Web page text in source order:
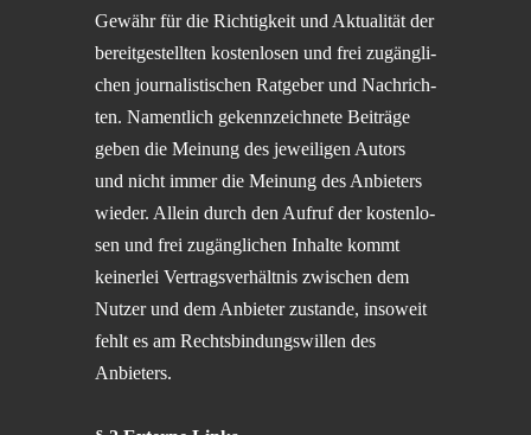
Gewähr für die Richtig­keit und Aktua­li­tät der
bereit­ge­stell­ten kosten­lo­sen und frei zugäng­li­
chen journa­lis­ti­schen Ratge­ber und Nachrich­
ten. Nament­lich gekenn­zeich­nete Beiträge
geben die Meinung des jewei­li­gen Autors
und nicht immer die Meinung des Anbie­ters
wieder. Allein durch den Aufruf der kosten­lo­
sen und frei zugäng­li­chen Inhalte kommt
keiner­lei Vertrags­ver­hält­nis zwischen dem
Nutzer und dem Anbie­ter zustande, insoweit
fehlt es am Rechts­bin­dungs­wil­len des
Anbieters.